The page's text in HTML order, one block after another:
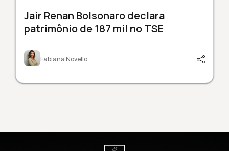
Jair Renan Bolsonaro declara
patrimônio de 187 mil no TSE
Fabiana Novello